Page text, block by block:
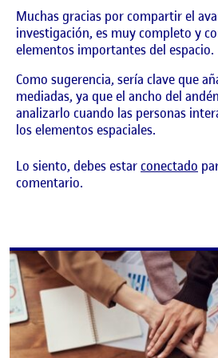
Muchas gracias por compartir el
investigación, es muy completo y
elementos importantes del espacio.
Como sugerencia, sería clave que
mediadas, ya que el ancho del
analizarlo cuando las personas
los elementos espaciales.
Lo siento, debes estarconectado
comentario.